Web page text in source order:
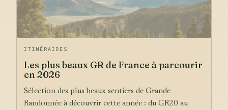
ITINÉRAIRES
Les plus beaux GR de France à parcourir
en 2026
Sélection des plus beaux sentiers de Grande
Randonnée à découvrir cette année : du GR20 au